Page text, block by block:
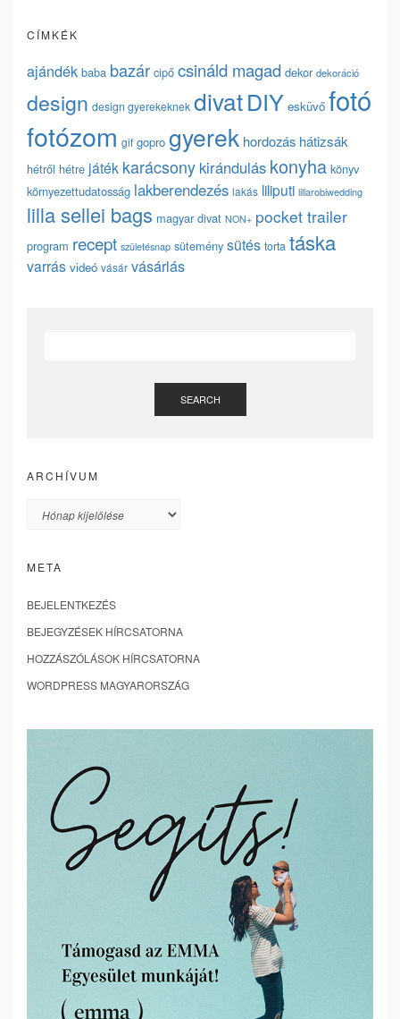
CÍMKÉK
ajándék baba bazár cipő csináld magad dekor dekoráció
design design gyerekeknek divatDIY esküvő fotó
fotózom gif gopro gyerek hordozás hátizsák
hétről hétre játék karácsony kirándulás konyha könyv
környezettudatosság lakberendezés lakás liliputi lillarobiwedding
lilla sellei bags magyar divat NON+ pocket trailer
program recept születésnap sütemény sütés torta táska
varrás videó vásár vásárlás
SEARCH
ARCHÍVUM
Archívum
META
BEJELENTKEZÉS
BEJEGYZÉSEK HÍRCSATORNA
HOZZÁSZÓLÁSOK HÍRCSATORNA
WORDPRESS MAGYARORSZÁG